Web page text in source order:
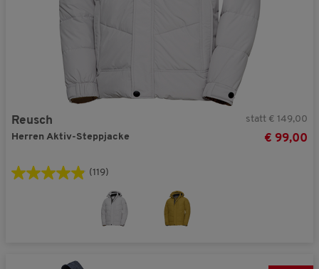
Reusch
Herren Aktiv-Steppjacke
statt € 149,00
€ 99,00
(119)